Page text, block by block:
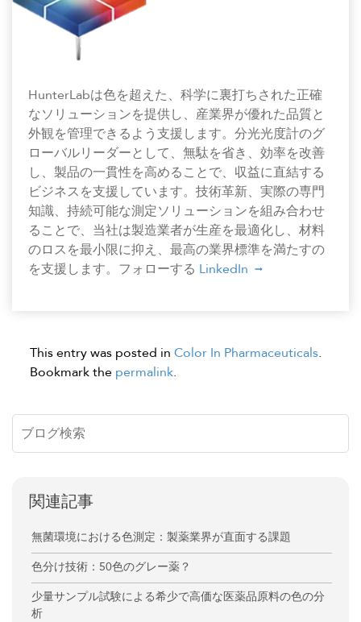
HunterLabは色を超えた、科学に裏打ちされた正確
なソリューションを提供し、産業界が優れた品質と
外観を管理できるよう支援します。分光光度計のグ
ローバルリーダーとして、無駄を省き、効率を改善
し、製品の一貫性を高めることで、収益に直結する
ビジネスを支援しています。技術革新、実際の専門
知識、持続可能な測定ソリューションを組み合わせ
ることで、当社は製造業者が生産を最適化し、材料
のロスを最小限に抑え、最高の業界標準を満たすの
を支援します。フォローする LinkedIn
This entry was posted in Color In Pharmaceuticals.
Bookmark the permalink.
関連記事
無菌環境における色測定：製薬業界が直面する課題
色分け技術：50色のグレー薬？
少量サンプル試験による希少で高価な医薬品原料の色の分
析